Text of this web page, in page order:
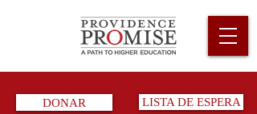
DONAR LISTA DE ESPERA